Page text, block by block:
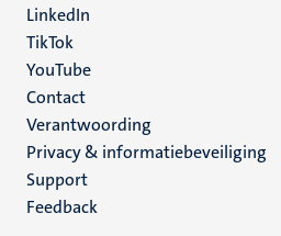
LinkedIn
TikTok
YouTube
Menu
footer
(NL)
Contact
Verantwoording
Privacy & informatiebeveiliging
Support
Feedback